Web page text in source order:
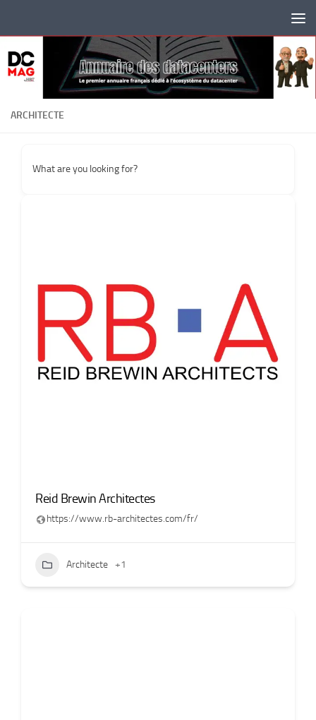
ARCHITECTE
What are you looking for?
Reid Brewin Architectes
https://www.rb-architectes.com/fr/
Architecte +1